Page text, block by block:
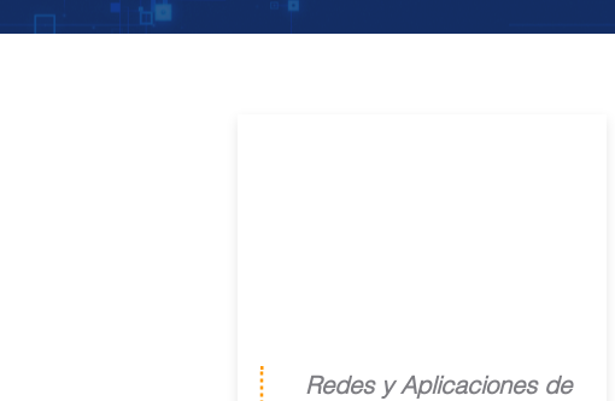
Redes y Aplicaciones de